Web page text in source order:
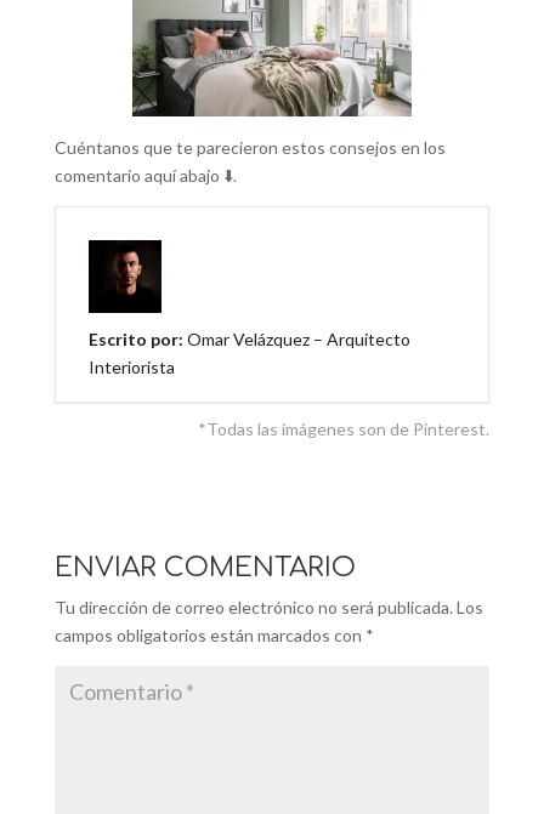
Cuéntanos que te parecieron estos consejos en los
comentario aquí abajo ⬇️.
Escrito por: Omar Velázquez – Arquitecto
Interiorista
*Todas las imágenes son de Pinterest.
ENVIAR COMENTARIO
Tu dirección de correo electrónico no será publicada. Los
campos obligatorios están marcados con *